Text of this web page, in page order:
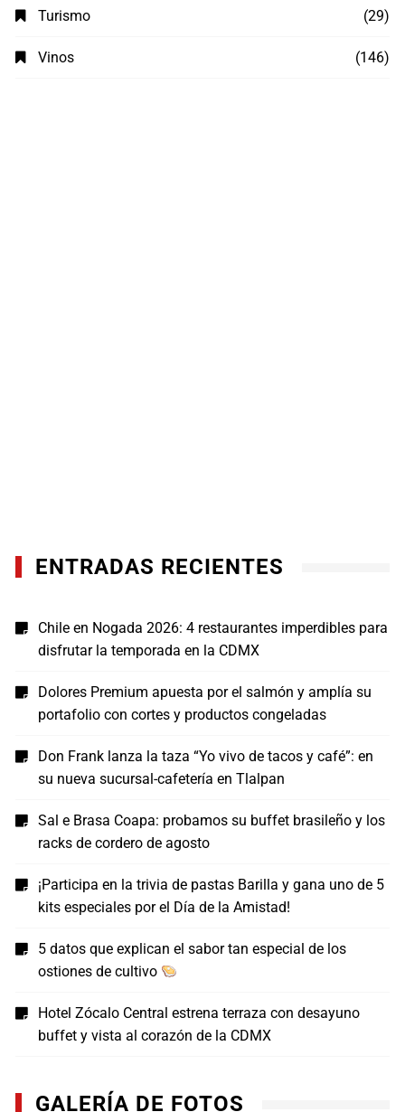
Turismo (29)
Vinos (146)
ENTRADAS RECIENTES
Chile en Nogada 2026: 4 restaurantes imperdibles para
disfrutar la temporada en la CDMX
Dolores Premium apuesta por el salmón y amplía su
portafolio con cortes y productos congeladas
Don Frank lanza la taza “Yo vivo de tacos y café”: en
su nueva sucursal-cafetería en Tlalpan
Sal e Brasa Coapa: probamos su buffet brasileño y los
racks de cordero de agosto
¡Participa en la trivia de pastas Barilla y gana uno de 5
kits especiales por el Día de la Amistad!
5 datos que explican el sabor tan especial de los
ostiones de cultivo
Hotel Zócalo Central estrena terraza con desayuno
buffet y vista al corazón de la CDMX
GALERÍA DE FOTOS